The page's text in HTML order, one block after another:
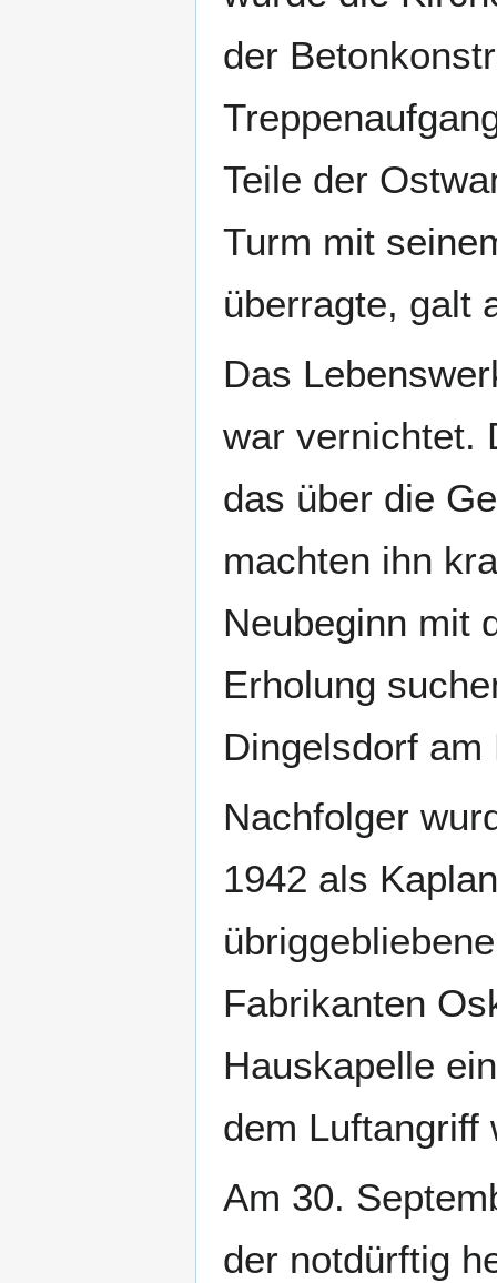
der
Teile der
Turm mit
überragte, galt
Das
war vernichtet.
das über die
machten ihn
Neubeginn mit
Erholung
Dingelsdorf am
Nachfolger
1942 als
Fabrikanten
Hauskapelle
dem Luftangriff
Am 30.
der notdürftig